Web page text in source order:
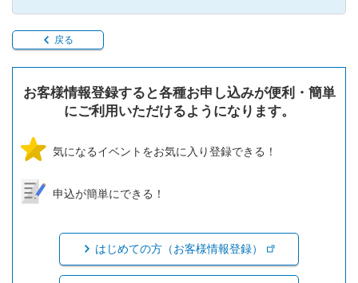
戻る
お客様情報登録すると各種お申し込みが便利・簡単
にご利用いただけるようになります。
気になるイベントをお気に入り登録できる！
申込が簡単にできる！
はじめての方（お客様情報登録）